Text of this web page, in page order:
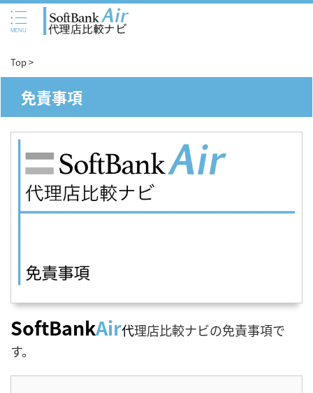
Top>
免責事項
SoftBankAir代理店比較ナビの免責事項で
す。